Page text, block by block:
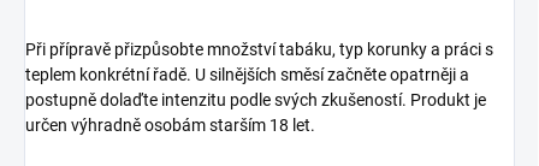
Při přípravě přizpůsobte množství tabáku, typ korunky a práci s
teplem konkrétní řadě. U silnějších směsí začněte opatrněji a
postupně dolaďte intenzitu podle svých zkušeností. Produkt je
určen výhradně osobám starším 18 let.